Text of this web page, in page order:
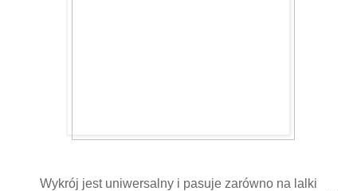
Wykrój jest uniwersalny i pasuje zarówno na lalki